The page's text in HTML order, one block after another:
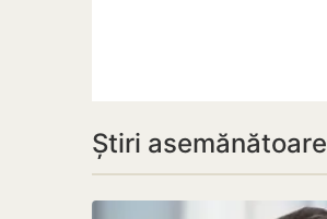
Știri asemănătoare